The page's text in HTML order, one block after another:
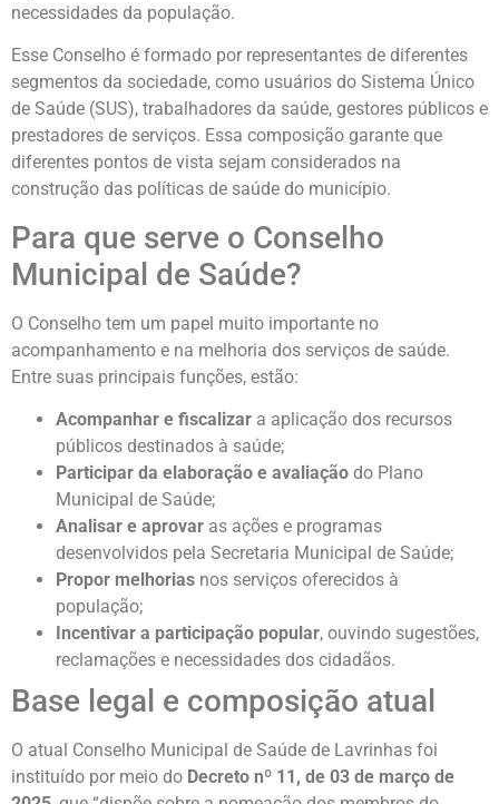
necessidades da população.
Esse Conselho é formado por representantes de diferentes
segmentos da sociedade, como usuários do Sistema Único
de Saúde (SUS), trabalhadores da saúde, gestores públicos e
prestadores de serviços. Essa composição garante que
diferentes pontos de vista sejam considerados na
construção das políticas de saúde do município.
Para que serve o Conselho
Municipal de Saúde?
O Conselho tem um papel muito importante no
acompanhamento e na melhoria dos serviços de saúde.
Entre suas principais funções, estão:
Acompanhar e fiscalizar a aplicação dos recursos
públicos destinados à saúde;
Participar da elaboração e avaliação do Plano
Municipal de Saúde;
Analisar e aprovar as ações e programas
desenvolvidos pela Secretaria Municipal de Saúde;
Propor melhorias nos serviços oferecidos à
população;
Incentivar a participação popular, ouvindo sugestões,
reclamações e necessidades dos cidadãos.
Base legal e composição atual
O atual Conselho Municipal de Saúde de Lavrinhas foi
instituído por meio do Decreto nº 11, de 03 de março de